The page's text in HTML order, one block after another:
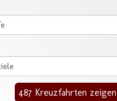
487 Kreuzfahrten zeigen